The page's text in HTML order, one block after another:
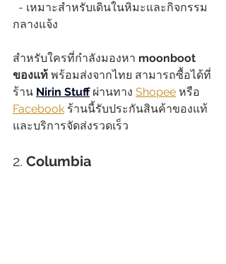
กลางแจ้ง
สำหรับใครที่กำลังมองหา moonboot
ของแท้ พร้อมส่งจากไทย สามารถซื้อได้ที่
ร้าน Nirin Stuff ผ่านทาง Shopee หรือ
Facebook ร้านนี้รับประกันสินค้าของแท้
และบริการจัดส่งรวดเร็ว
2. Columbia